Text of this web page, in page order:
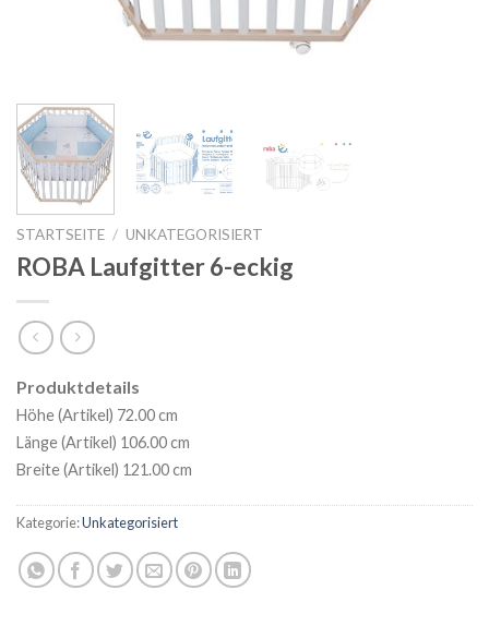
STARTSEITE / UNKATEGORISIERT
ROBA Laufgitter 6-eckig
Produktdetails
Höhe (Artikel) 72.00 cm
Länge (Artikel) 106.00 cm
Breite (Artikel) 121.00 cm
Kategorie:Unkategorisiert